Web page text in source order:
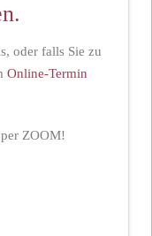
oder falls Sie zu
Online-Termin
ZOOM!